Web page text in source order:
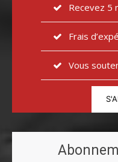
Recevez 5
Frais
Vous